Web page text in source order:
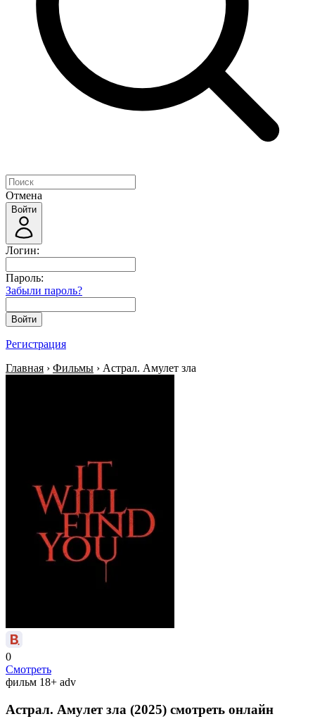
Отмена
Войти
Логин:
Пароль:
Забыли пароль?
Войти
Регистрация
Главная › Фильмы › Астрал. Амулет зла
0
Смотреть
фильм 18+ adv
Астрал. Амулет зла (2025) смотреть онлайн